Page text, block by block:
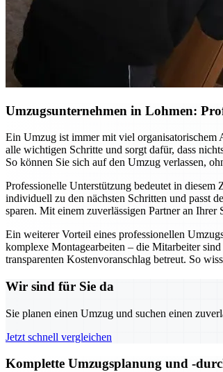
Umzugsunternehmen in Lohmen:
Ein Umzug ist immer mit viel organisatorischem
alle wichtigen Schritte und sorgt dafür, dass
So können Sie sich auf den Umzug verlassen,
Professionelle Unterstützung bedeutet in
individuell zu den nächsten Schritten und passt
sparen. Mit einem zuverlässigen Partner an
Ein weiterer Vorteil eines professionellen
komplexe Montagearbeiten – die Mitarbeiter
transparenten Kostenvoranschlag betreut. So
Wir sind für Sie da
Sie planen einen Umzug und suchen einen
Jetzt schnell vergleichen
Komplette Umzugsplanung und -